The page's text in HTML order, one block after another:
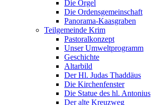
Die Orgel
Die Ordensgemeinschaft
Panorama-Kaasgraben
Teilgemeinde Krim
Pastoralkonzept
Unser Umweltprogramm
Geschichte
Altarbild
Der Hl. Judas Thaddäus
Die Kirchenfenster
Die Statue des hl. Antonius
Der alte Kreuzweg